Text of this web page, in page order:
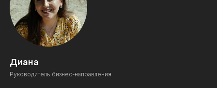
Диана
Руководитель бизнес-направления